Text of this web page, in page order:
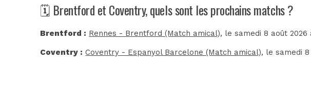
🗓️ Brentford et Coventry, quels sont les prochains matchs ?
Brentford : Rennes - Brentford (Match amical), le samedi 8 août 2026
Coventry : Coventry - Espanyol Barcelone (Match amical), le samedi 8